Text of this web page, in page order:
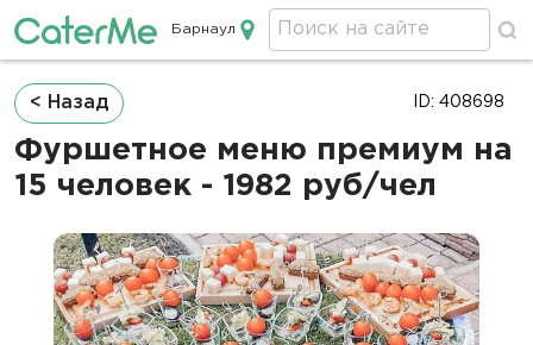
Кейтеринг в Барнауле
Барнаул
Строка
навигации
< Назад
Фуршетное меню премиум на
15 человек - 1982 руб/чел
ID: 408698